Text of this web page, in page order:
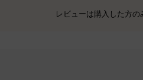
レビューは購入した方の